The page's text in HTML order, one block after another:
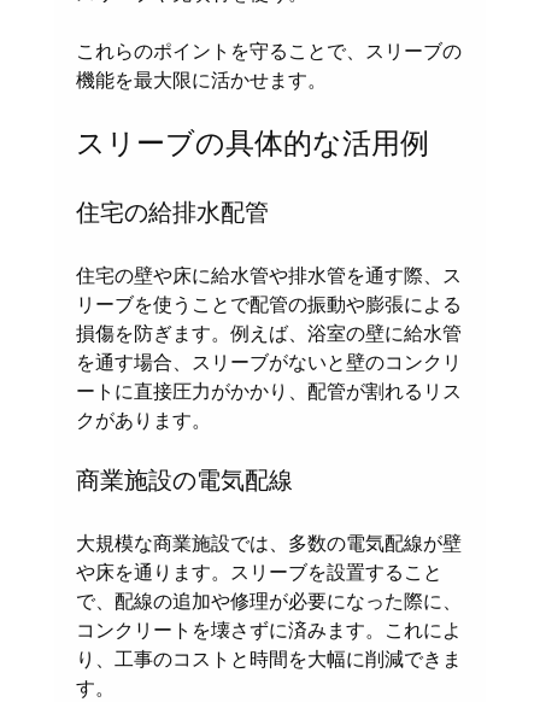
これらのポイントを守ることで、スリーブの
機能を最大限に活かせます。
スリーブの具体的な活用例
住宅の給排水配管
住宅の壁や床に給水管や排水管を通す際、ス
リーブを使うことで配管の振動や膨張による
損傷を防ぎます。例えば、浴室の壁に給水管
を通す場合、スリーブがないと壁のコンクリ
ートに直接圧力がかかり、配管が割れるリス
クがあります。
商業施設の電気配線
大規模な商業施設では、多数の電気配線が壁
や床を通ります。スリーブを設置すること
で、配線の追加や修理が必要になった際に、
コンクリートを壊さずに済みます。これによ
り、工事のコストと時間を大幅に削減できま
す。